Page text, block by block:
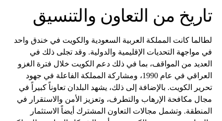
تاريخ من التعاون والتنسيق
لطالما كانت المملكة العربية السعودية والكويت في خندق واحد
في مواجهة التحديات الإقليمية والدولية. وقد تجلى ذلك في
العديد من المواقف، بما في ذلك دعم الكويت خلال فترة الغزو
العراقي في عام 1990، ومشاركة المملكة الفاعلة في جهود
تحرير الكويت. بالإضافة إلى ذلك، يشهد البلدان تعاوناً كبيراً في
مجال مكافحة الإرهاب والتطرف، وتعزيز الأمن والاستقرار في
المنطقة. وتشمل مجالات التعاون المشترك أيضاً الاستثمار